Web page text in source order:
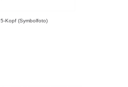
5-Kopf (Symbolfoto)